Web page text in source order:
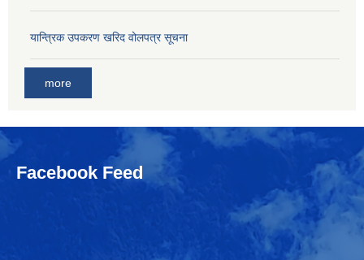
यान्त्रिक उपकरण खरिद वोलपत्र सूचना
more
Facebook Feed